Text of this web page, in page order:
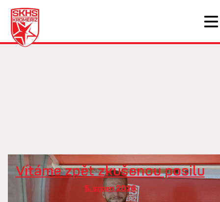
Vítáme zpět zkušenou posilu
5. srpen 2026